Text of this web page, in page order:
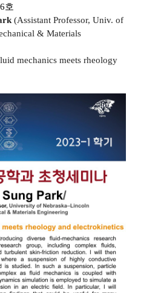
호
(Assistant Professor, Univ. of
& Materials
mechanics meets rheology